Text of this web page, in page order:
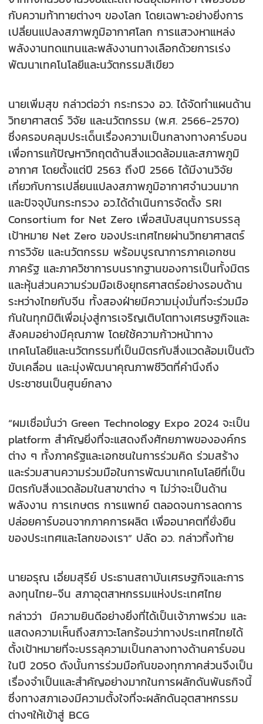
กับความท้าทายต่างๆ ของโลก โดยเฉพาะอย่างยิ่งการ
เปลี่ยนแปลงสภาพภูมิอากาศโลก การแสวงหาแหล่ง
พลังงานทดแทนและพลังงานทางเลือกด้วยการเร่ง
พัฒนาเทคโนโลยีและนวัตกรรมสีเขียว
นายเพิ่มสุข กล่าวต่อว่า กระทรวง อว. ได้จัดทำแผนด้าน
วิทยาศาสตร์ วิจัย และนวัตกรรม (พ.ศ. 2566-2570)
ซึ่งครอบคลุมประเด็นเรื่องความเป็นกลางทางคาร์บอน
เพื่อการแก้ปัญหาวิกฤตด้านสิ่งแวดล้อมและสภาพภูมิ
อากาศ โดยตั้งแต่ปี 2563 ถึงปี 2566 ได้มีงานวิจัย
เกี่ยวกับการเปลี่ยนแปลงสภาพภูมิอากาศจำนวนมาก
และปัจจุบันกระทรวง อว.ได้ดำเนินการจัดตั้ง SRI
Consortium for Net Zero เพื่อสนับสนุนการบรรลุ
เป้าหมาย Net Zero ของประเทศไทยผ่านวิทยาศาสตร์
การวิจัย และนวัตกรรม พร้อมบูรณาการภาคเอกชน
ภาครัฐ และภาควิชาการบนรากฐานของการเป็นทั้งมิตร
และหุ้นส่วนความร่วมมือเชิงยุทธศาสตร์อย่างรอบด้าน
ระหว่างไทยกับจีน ทั้งสองฝ่ายมีความมุ่งมั่นที่จะร่วมมือ
กันในทุกมิติเพื่อมุ่งสู่การเจริญเติบโตทางเศรษฐกิจและ
สังคมอย่างมีคุณภาพ โดยใช้ความก้าวหน้าทาง
เทคโนโลยีและนวัตกรรมที่เป็นมิตรกับสิ่งแวดล้อมเป็นตัว
ขับเคลื่อน และมุ่งพัฒนาคุณภาพชีวิตที่คำนึงถึง
ประชาชนเป็นศูนย์กลาง
“ผมเชื่อมั่นว่า Green Technology Expo 2024 จะเป็น
platform สำคัญยิ่งที่จะแสดงถึงศักยภาพขององค์กร
ต่าง ๆ ทั้งภาครัฐและเอกชนในการร่วมคิด ร่วมสร้าง
และร่วมสานความร่วมมือในการพัฒนาเทคโนโลยีที่เป็น
มิตรกับสิ่งแวดล้อมในสาขาต่าง ๆ ไม่ว่าจะเป็นด้าน
พลังงาน การเกษตร การแพทย์ ตลอดจนการลดการ
ปล่อยคาร์บอนจากภาคการผลิต เพื่ออนาคตที่ยั่งยืน
ของประเทศและโลกของเรา” ปลัด อว. กล่าวทิ้งท้าย
นายอรุณ เอี่ยมสุรีย์ ประธานสถาบันเศรษฐกิจและการ
ลงทุนไทย-จีน สภาอุตสาหกรรมแห่งประเทศไทย
กล่าวว่า มีความยินดีอย่างยิ่งที่ได้เป็นเจ้าภาพร่วม และ
แสดงความเห็นถึงสภาวะโลกร้อนว่าทางประเทศไทยได้
ตั้งเป้าหมายที่จะบรรลุความเป็นกลางทางด้านคาร์บอน
ในปี 2050 ดังนั้นการร่วมมือกันของทุกภาคส่วนจึงเป็น
เรื่องจำเป็นและสำคัญอย่างมากในการผลักดันพันธกิจนี้
ซึ่งทางสภาเองมีความตั้งใจที่จะผลักดันอุตสาหกรรม
ต่างๆให้เข้าสู่ BCG